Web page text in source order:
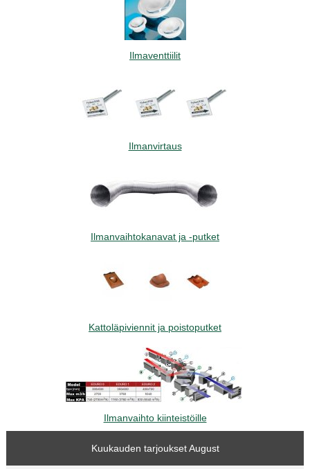
Ilmaventtiilit
Ilmanvirtaus
Ilmanvaihtokanavat ja -putket
Kattoläpiviennit ja poistoputket
Ilmanvaihto kiinteistöille
Kuukauden tarjoukset August